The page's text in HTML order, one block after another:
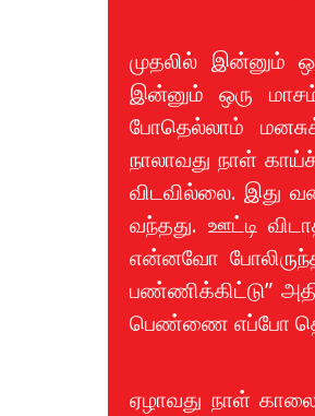
முதலில் இன்னும்
இன்னும் ஒரு
போதெல்லாம்
நாலாவது நாள்
விடவில்லை. இது
வந்தது. ஊட்டி
என்னவோ
பண்ணிக்கிட்டு”
பெண்ணை எப்போ
ஏழாவது நாள் காலை